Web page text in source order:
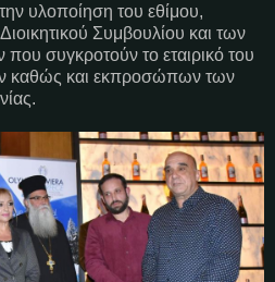
υλοποίηση του εθίμου,
Συμβουλίου και των
συγκροτούν το εταιρικό του
καθώς και εκπροσώπων των